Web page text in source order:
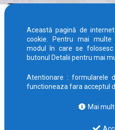
Această pagină de
cookie. Pentru mai
modul în care se
butonul Detalii pentru mai
Atentionare : formularele
functioneaza fara acceptul
Mai